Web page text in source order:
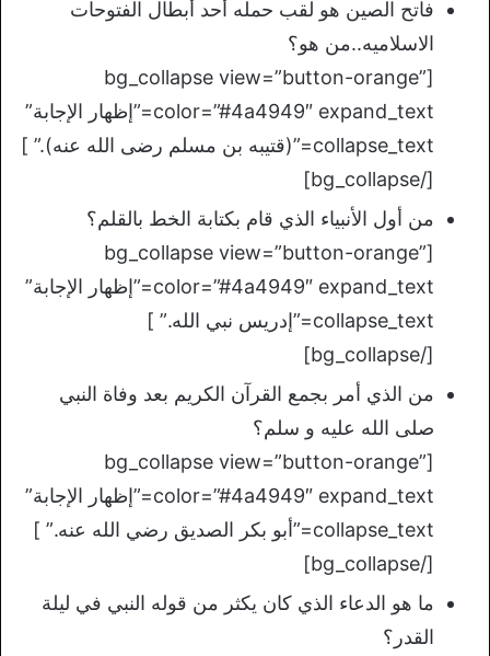
فاتح الصين هو لقب حمله أحد أبطال الفتوحات
الاسلاميه..من هو؟
[bg_collapse view=”button-orange”
color=”#4a4949″ expand_text=”إظهار الإجابة”
collapse_text=”(قتيبه بن مسلم رضى الله عنه).” ]
[/bg_collapse]
من أول الأنبياء الذي قام بكتابة الخط بالقلم؟
[bg_collapse view=”button-orange”
color=”#4a4949″ expand_text=”إظهار الإجابة”
collapse_text=”إدريس نبي الله.” ]
[/bg_collapse]
من الذي أمر بجمع القرآن الكريم بعد وفاة النبي
صلى الله عليه و سلم؟
[bg_collapse view=”button-orange”
color=”#4a4949″ expand_text=”إظهار الإجابة”
collapse_text=”أبو بكر الصديق رضي الله عنه.” ]
[/bg_collapse]
ما هو الدعاء الذي كان يكثر من قوله النبي في ليلة
القدر؟